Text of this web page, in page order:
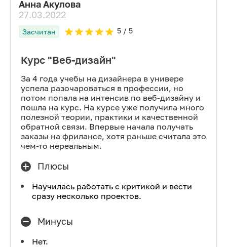
Анна Акулова
27.03.2022
Засчитан 5/ 5
Курс "Веб-дизайн"
За 4 года учебы на дизайнера в универе
успела разочароваться в профессии, но
потом попала на интенсив по веб-дизайну и
пошла на курс. На курсе уже получила много
полезной теории, практики и качественной
обратной связи. Впервые начала получать
заказы на фрилансе, хотя раньше считала это
чем-то нереальным.
Плюсы
Научилась работать с критикой и вести
сразу несколько проектов.
Минусы
Нет.